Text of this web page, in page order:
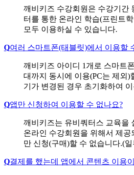
깨비키즈 수강회원은 수강기간
터를 통한 온라인 학습(프린트
모두 이용하실 수 있습니다.
Q여러 스마트폰(태블릿)에서 이용할
깨비키즈 아이디 1개로 스마트
대까지 동시에 이용(PC는 제외)
기가 변경된 경우 초기화하여
Q앱만 신청하여 이용할 수 없나요?
깨비키즈는 유비쿼터스 교육을
온라인 수강회원을 위해서 제공
만 신청(구매)할 수 없습니다.(
Q결제를 했는데 앱에서 콘텐츠 이용